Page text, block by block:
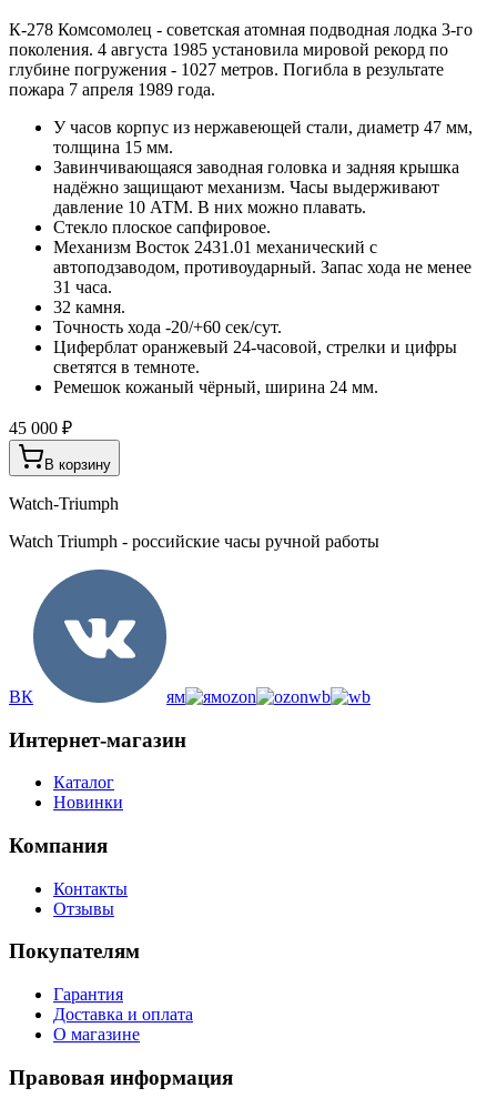
К-278 Комсомолец - советская атомная подводная лодка 3-го
поколения. 4 августа 1985 установила мировой рекорд по
глубине погружения - 1027 метров. Погибла в результате
пожара 7 апреля 1989 года.
У часов корпус из нержавеющей стали, диаметр 47 мм,
толщина 15 мм.
Завинчивающаяся заводная головка и задняя крышка
надёжно защищают механизм. Часы выдерживают
давление 10 АТМ. В них можно плавать.
Стекло плоское сапфировое.
Механизм Восток 2431.01 механический с
автоподзаводом, противоударный. Запас хода не менее
31 часа.
32 камня.
Точность хода -20/+60 сек/сут.
Циферблат оранжевый 24-часовой, стрелки и цифры
светятся в темноте.
Ремешок кожаный чёрный, ширина 24 мм.
45 000 ₽
В корзину
Watch-Triumph
Watch Triumph - российские часы ручной работы
ВК ям ozon wb
Интернет-магазин
Каталог
Новинки
Компания
Контакты
Отзывы
Покупателям
Гарантия
Доставка и оплата
О магазине
Правовая информация